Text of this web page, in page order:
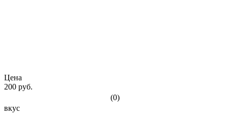
Цена
200 руб.
(0)
вкус